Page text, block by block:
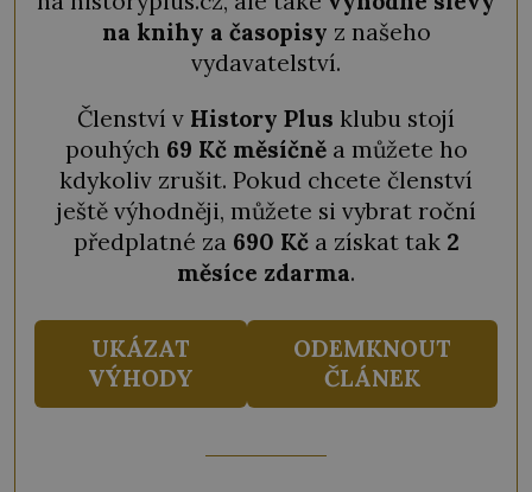
na knihy a časopisy z našeho
vydavatelství.
Členství v History Plus klubu stojí
pouhých 69 Kč měsíčněa můžete ho
kdykoliv zrušit. Pokud chcete členství
ještě výhodněji, můžete si vybrat roční
předplatné za 690 Kča získat tak 2
měsíce zdarma.
UKÁZAT
VÝHODY
ODEMKNOUT
ČLÁNEK